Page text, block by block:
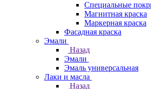
Специальные
Магнитная краска
Маркерная краска
Фасадная краска
Эмали
Назад
Эмали
Эмаль универсальная
Лаки и масла
Назад